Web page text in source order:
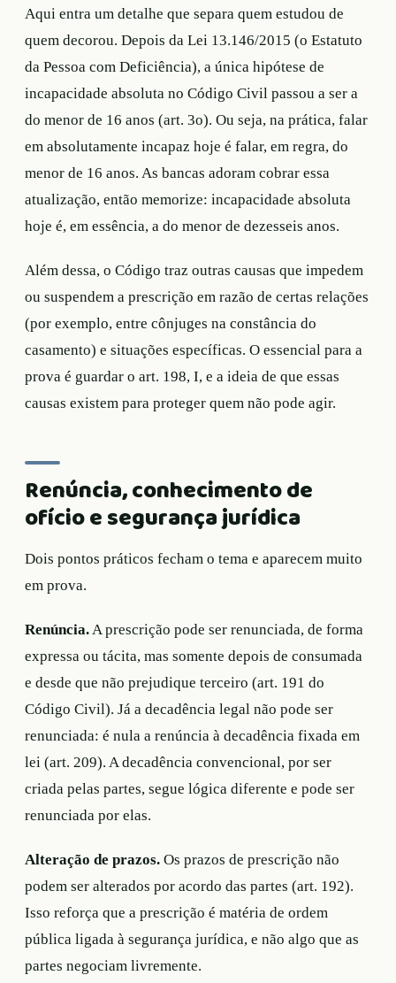
Aqui entra um detalhe que separa quem estudou de
quem decorou. Depois da Lei 13.146/2015 (o Estatuto
da Pessoa com Deficiência), a única hipótese de
incapacidade absoluta no Código Civil passou a ser a
do menor de 16 anos (art. 3o). Ou seja, na prática, falar
em absolutamente incapaz hoje é falar, em regra, do
menor de 16 anos. As bancas adoram cobrar essa
atualização, então memorize: incapacidade absoluta
hoje é, em essência, a do menor de dezesseis anos.
Além dessa, o Código traz outras causas que impedem
ou suspendem a prescrição em razão de certas relações
(por exemplo, entre cônjuges na constância do
casamento) e situações específicas. O essencial para a
prova é guardar o art. 198, I, e a ideia de que essas
causas existem para proteger quem não pode agir.
Renúncia, conhecimento de
ofício e segurança jurídica
Dois pontos práticos fecham o tema e aparecem muito
em prova.
Renúncia. A prescrição pode ser renunciada, de forma
expressa ou tácita, mas somente depois de consumada
e desde que não prejudique terceiro (art. 191 do
Código Civil). Já a decadência legal não pode ser
renunciada: é nula a renúncia à decadência fixada em
lei (art. 209). A decadência convencional, por ser
criada pelas partes, segue lógica diferente e pode ser
renunciada por elas.
Alteração de prazos. Os prazos de prescrição não
podem ser alterados por acordo das partes (art. 192).
Isso reforça que a prescrição é matéria de ordem
pública ligada à segurança jurídica, e não algo que as
partes negociam livremente.